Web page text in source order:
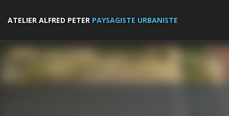
ATELIER ALFRED PETER PAYSAGISTE URBANISTE